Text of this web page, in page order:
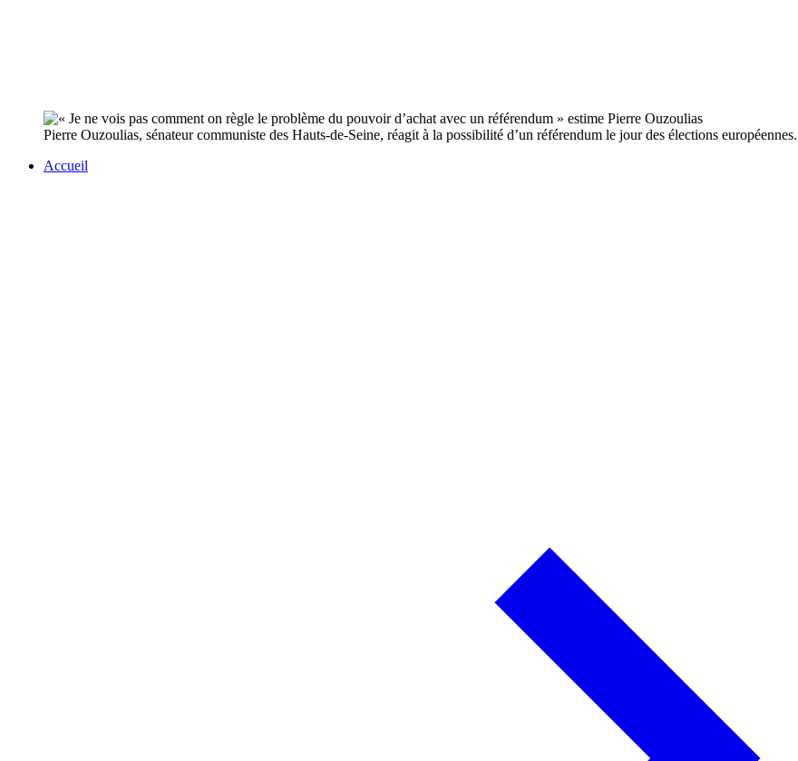
Pierre Ouzoulias, sénateur communiste des Hauts-de-Seine, réagit à la possibilité d’un référendum le jour des élections européennes.
Accueil